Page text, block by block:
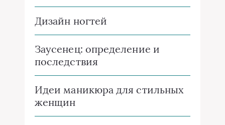
Дизайн ногтей
Заусенец: определение и
последствия
Идеи маникюра для стильных
женщин